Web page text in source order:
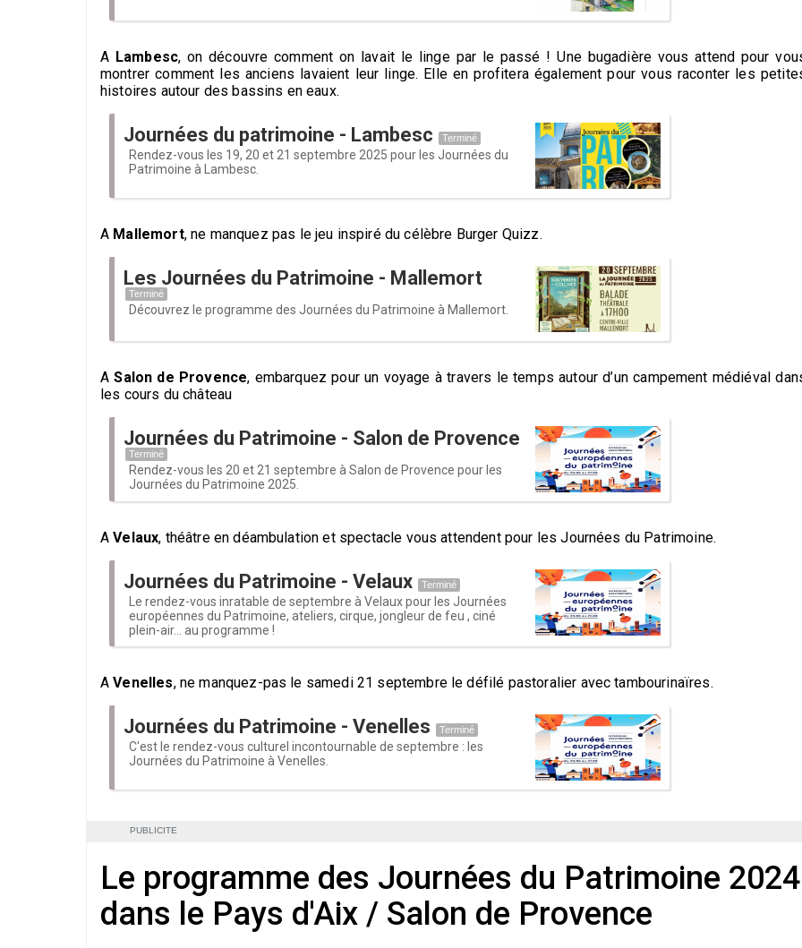
A Lambesc, on découvre comment on lavait le linge par le passé ! Une bugadière vous attend pour
montrer comment les anciens lavaient leur linge. Elle en profitera également pour vous raconter les
histoires autour des bassins en eaux.
Journées du patrimoine - Lambesc Terminé
Rendez-vous les 19, 20 et 21 septembre 2025 pour les Journées du
Patrimoine à Lambesc.
A Mallemort, ne manquez pas le jeu inspiré du célèbre Burger Quizz.
Les Journées du Patrimoine - Mallemort
Terminé
Découvrez le programme des Journées du Patrimoine à Mallemort.
ASalon de Provence, embarquez pour un voyage à travers le temps autour d’un campement médiéval
les cours du château
Journées du Patrimoine - Salon de Provence
Terminé
Rendez-vous les 20 et 21 septembre à Salon de Provence pour les
Journées du Patrimoine 2025.
AVelaux, théâtre en déambulation et spectacle vous attendent pour les Journées du Patrimoine.
Journées du Patrimoine - Velaux Terminé
Le rendez-vous inratable de septembre à Velaux pour les Journées
européennes du Patrimoine, ateliers, cirque, jongleur de feu , ciné
plein-air... au programme !
AVenelles, ne manquez-pas le samedi 21 septembre le défilé pastoralier avec tambourinaïres.
Journées du Patrimoine - Venelles Terminé
C'est le rendez-vous culturel incontournable de septembre : les
Journées du Patrimoine à Venelles.
PUBLICITE
Le programme des Journées du Patrimoine 2024
dans le Pays d'Aix / Salon de Provence